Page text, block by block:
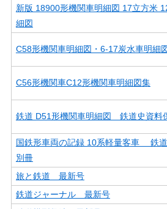
新版 18900形機関車明細図 17立方米
細図
C58形機関車明細図・6-17炭水車明細
C56形機関車C12形機関車明細図集
鉄道 D51形機関車明細図 鉄道史資料
国鉄形車両の記録 10系軽量客車 鉄
別冊
旅と鉄道 最新号
鉄道ジャーナル 最新号